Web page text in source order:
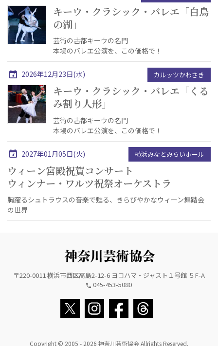
キーウ・クラシック・バレエ「白鳥
の湖」
芸術の古都キーウの名門
本場のバレエ公演を、この価格で！
2026年12月23日(水) カルッツかわさき
キーウ・クラシック・バレエ「くる
み割り人形」
芸術の古都キーウの名門
本場のバレエ公演を、この価格で！
2027年01月05日(火) 横浜みなとみらいホール
ウィーン宮殿祝賀コンサート
ウィンナー・ワルツ祝祭オーケストラ
胸躍るシュトラウスの音楽で甦る、きらびやかなウィーン舞踏会
の世界
〒220-0011 横浜市西区高島2-12-6 ヨコハマ・ジャスト１号館 ５F-A
045-453-5080
Copyright © 2005 - 2026 神奈川芸術協会 Allrights Reserved.